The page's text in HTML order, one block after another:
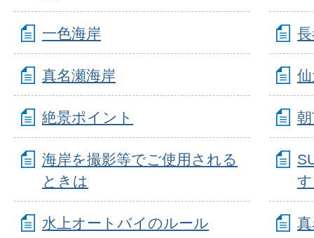
一色海岸
真名瀬海岸
絶景ポイント
海岸を撮影等でご使用される
ときは
水上オートバイのルール